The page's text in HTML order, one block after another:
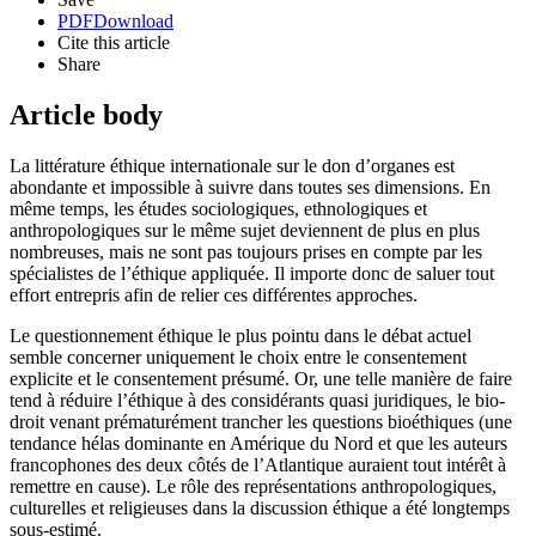
PDFDownload
Cite this article
Share
Article body
La littérature éthique internationale sur le don d’organes est
abondante et impossible à suivre dans toutes ses dimensions. En
même temps, les études sociologiques, ethnologiques et
anthropologiques sur le même sujet deviennent de plus en plus
nombreuses, mais ne sont pas toujours prises en compte par les
spécialistes de l’éthique appliquée. Il importe donc de saluer tout
effort entrepris afin de relier ces différentes approches.
Le questionnement éthique le plus pointu dans le débat actuel
semble concerner uniquement le choix entre le consentement
explicite et le consentement présumé. Or, une telle manière de faire
tend à réduire l’éthique à des considérants quasi juridiques, le bio-
droit venant prématurément trancher les questions bioéthiques (une
tendance hélas dominante en Amérique du Nord et que les auteurs
francophones des deux côtés de l’Atlantique auraient tout intérêt à
remettre en cause). Le rôle des représentations anthropologiques,
culturelles et religieuses dans la discussion éthique a été longtemps
sous-estimé.